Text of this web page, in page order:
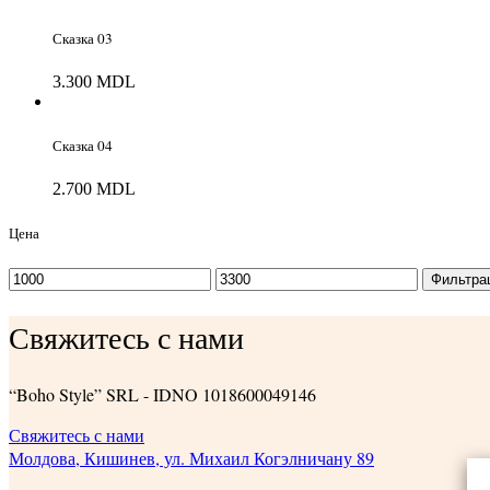
Сказка 03
3.300 MDL
Сказка 04
2.700 MDL
Цена
Минимальная
цена
Максимальная
цена
Свяжитесь с нами
“Boho Style” SRL - IDNO 1018600049146
Свяжитесь с нами
Молдова, Кишинев, ул. Михаил Когэлничану 89